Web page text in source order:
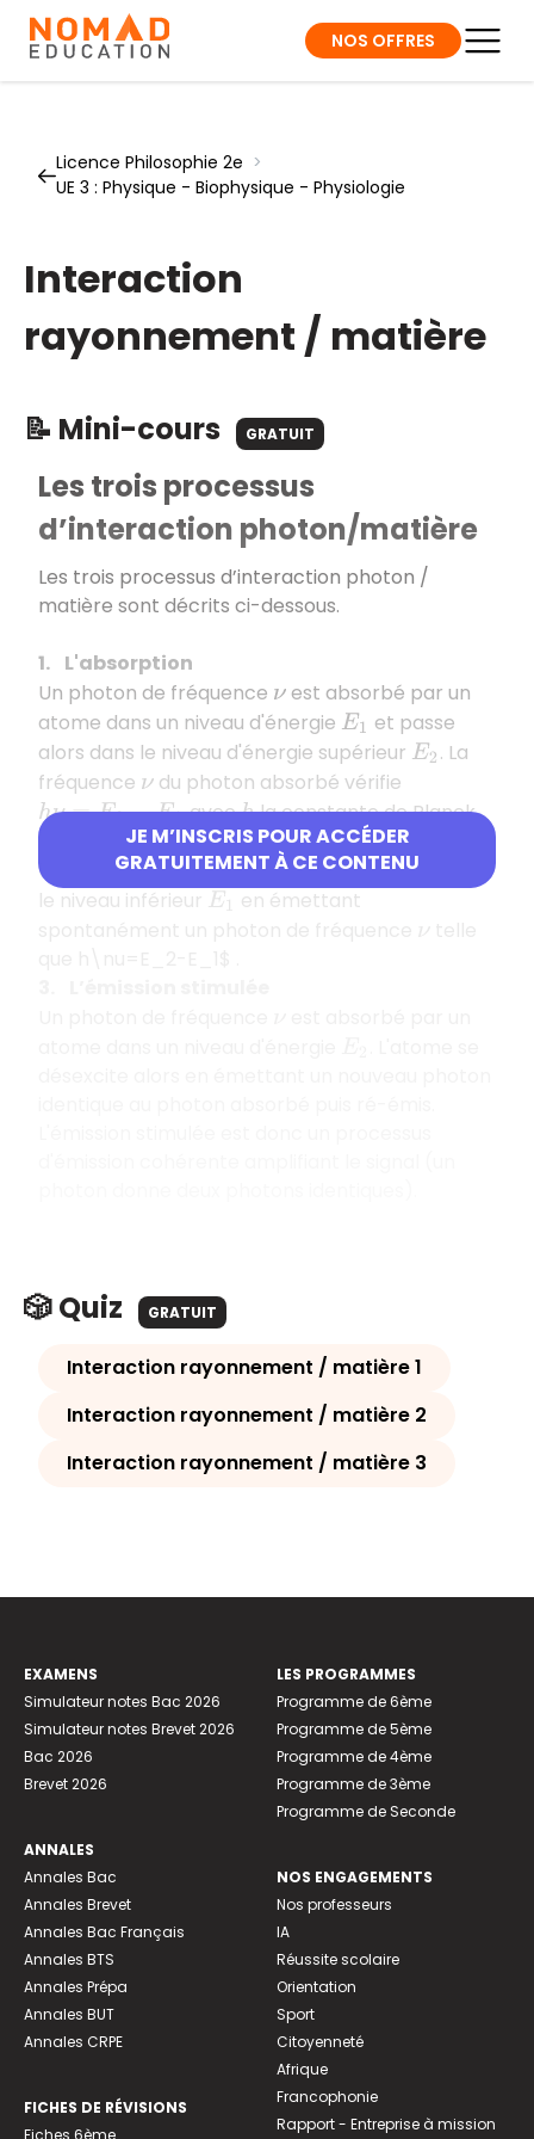
NOS OFFRES
Licence Philosophie 2e >
UE 3 : Physique - Biophysique - Physiologie
Interaction
rayonnement / matière
📝 Mini-cours GRATUIT
JE M’INSCRIS POUR ACCÉDER
GRATUITEMENT À CE CONTENU
Les trois processus
d’interaction photon/matière
Les trois processus d’interaction photon /
matière sont décrits ci-dessous.
1. L'absorption
Un photon de fréquence νest absorbé par un
atome dans un niveau d'énergie E1
et passe
alors dans le niveau d'énergie supérieur E2 . La
fréquence νdu photon absorbé vérifie
hν=E2−E1 avechla constante de Planck.
2. L’émission spontanée
Un atome excité au niveauE2 se désexcite dans
le niveau inférieur E1
en émettant
🎲 Quiz GRATUIT
Interaction rayonnement / matière 1
Interaction rayonnement / matière 2
Interaction rayonnement / matière 3
EXAMENS
Simulateur notes Bac 2026
Simulateur notes Brevet 2026
Bac 2026
Brevet 2026
ANNALES
Annales Bac
Annales Brevet
Annales Bac Français
Annales BTS
Annales Prépa
Annales BUT
Annales CRPE
FICHES DE RÉVISIONS
Fiches 6ème
LES PROGRAMMES
Programme de 6ème
Programme de 5ème
Programme de 4ème
Programme de 3ème
Programme de Seconde
NOS ENGAGEMENTS
Nos professeurs
IA
Réussite scolaire
Orientation
Sport
Citoyenneté
Afrique
Francophonie
Rapport - Entreprise à mission